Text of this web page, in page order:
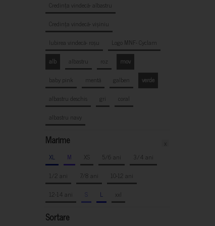
Credința vindecă- albastru
Credința vindecă- vișiniu
Iubirea vindecă- roșu
Logo MNF- Cyclam
alb
albastru roz
mov
baby pink
mentă galben
verde
albastru deschis
gri
coral
albastru navy
Marime
XL M XS 5/6 ani
3/4 ani
1/2 ani
7/8 ani
10-12 ani
12-14 ani
S L xxl
Sortare